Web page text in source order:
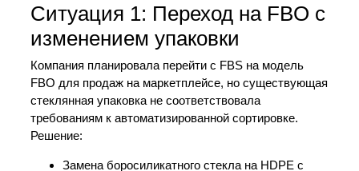
Ситуация 1: Переход на FBO с
изменением упаковки
Компания планировала перейти с FBS на модель
FBO для продаж на маркетплейсе, но существующая
стеклянная упаковка не соответствовала
требованиям к автоматизированной сортировке.
Решение:
Замена боросиликатного стекла на HDPE с